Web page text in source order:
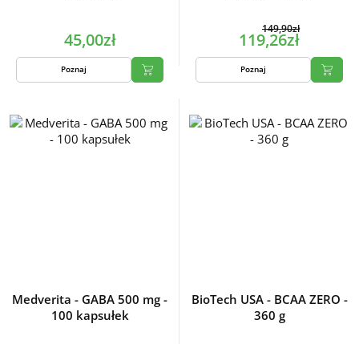
45,00zł
Poznaj
149,90zł
119,26zł
Poznaj
Medverita - GABA 500 mg -
100 kapsułek
BioTech USA - BCAA ZERO -
360 g